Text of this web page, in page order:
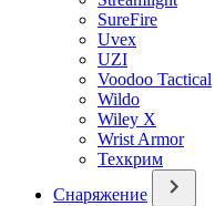
SureFire
Uvex
UZI
Voodoo Tactical
Wildo
Wiley X
Wrist Armor
Техкрим
Снаряжение